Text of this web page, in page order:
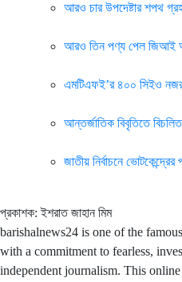
আরও চার উপদেষ্টার শপথ
আরও তিন পণ্য পেল জিআই
এমটিএফই’র ৪০০ সিইও
আন্তর্জাতিক বিবৃতিতে বিচলিত
জাতীয় নির্বাচনে
প্রকাশক: ইশরাত জাহান মিম
barishalnews24 is one of the
with a commitment to fearless,
independent journalism. This